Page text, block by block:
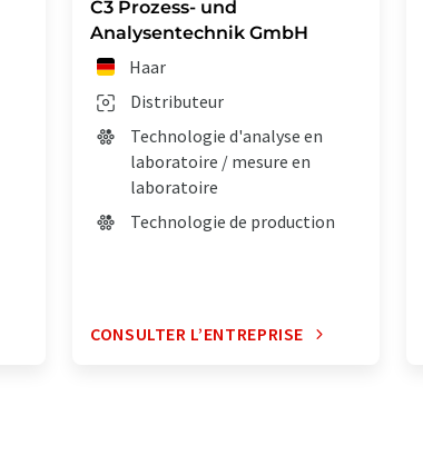
C3 Prozess- und
Analysentechnik GmbH
Haar
Distributeur
Technologie d'analyse en
laboratoire / mesure en
laboratoire
Technologie de production
CONSULTER L’ENTREPRISE